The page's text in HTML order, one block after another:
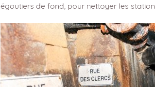
égoutiers de fond, pour nettoyer les